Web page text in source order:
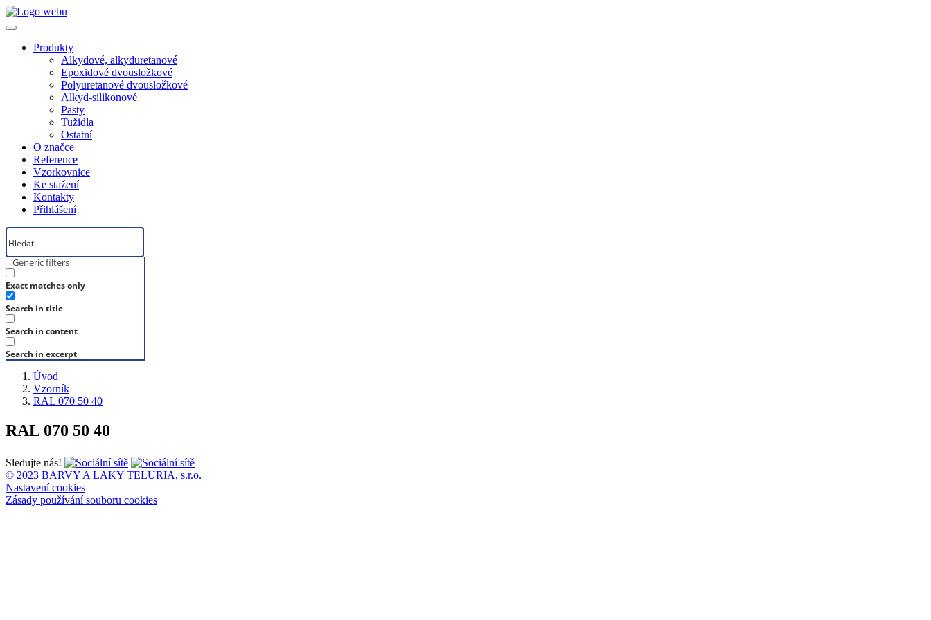
Produkty
Alkydové, alkyduretanové
Epoxidové dvousložkové
Polyuretanové dvousložkové
Alkyd-silikonové
Pasty
Tužidla
Ostatní
O značce
Reference
Vzorkovnice
Ke stažení
Kontakty
Přihlášení
Generic filters
Exact matches only
Search in title
Search in content
Search in excerpt
Úvod
Vzorník
RAL 070 50 40
RAL 070 50 40
Sledujte nás!
© 2023 BARVY A LAKY TELURIA, s.r.o.
Nastavení cookies
Zásady používání souboru cookies